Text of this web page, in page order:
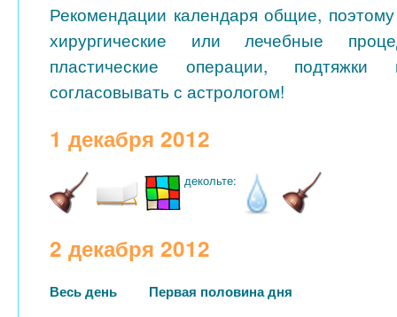
Рекомендации календаря общие,
хирургические или лечебные
пластические операции,
согласовывать с астрологом!
1 декабря 2012
декольте:
2 декабря 2012
Весь день Первая половина дня